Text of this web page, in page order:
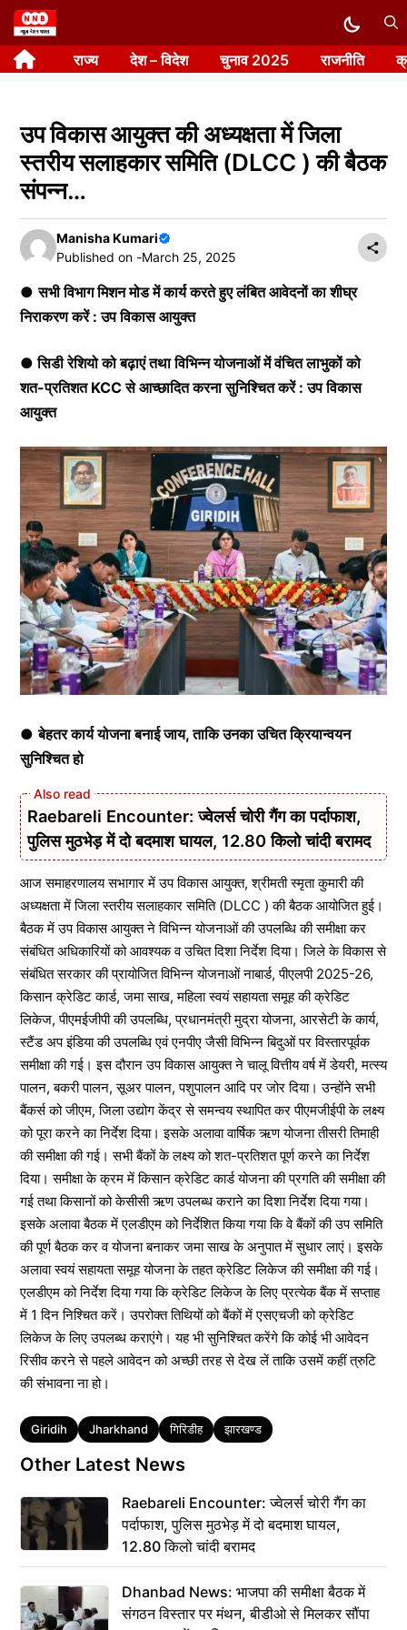
Skip
to
content राज्य देश – विदेश चुनाव 2025 राजनीति
उप विकास आयुक्त की अध्यक्षता में जिला
स्तरीय सलाहकार समिति (DLCC ) की बैठक
संपन्न…
Manisha Kumari
Published on -March 25, 2025
●सभी विभाग मिशन मोड में कार्य करते हुए लंबित आवेदनों का शीघ्र
निराकरण करें : उप विकास आयुक्त
● सिडी रेशियो को बढ़ाएं तथा विभिन्न योजनाओं में वंचित लाभुकों को
शत-प्रतिशत KCC से आच्छादित करना सुनिश्चित करें : उप विकास
आयुक्त
●बेहतर कार्य योजना बनाई जाय, ताकि उनका उचित क्रियान्वयन
सुनिश्चित हो
Raebareli Encounter: ज्वेलर्स चोरी गैंग का पर्दाफाश,
पुलिस मुठभेड़ में दो बदमाश घायल, 12.80 किलो चांदी बरामद
आज समाहरणालय सभागार में उप विकास आयुक्त, श्रीमती स्मृता कुमारी की
अध्यक्षता में जिला स्तरीय सलाहकार समिति (DLCC ) की बैठक आयोजित हुई।
बैठक में उप विकास आयुक्त ने विभिन्न योजनाओं की उपलब्धि की समीक्षा कर
संबंधित अधिकारियों को आवश्यक व उचित दिशा निर्देश दिया। जिले के विकास से
संबंधित सरकार की प्रायोजित विभिन्न योजनाओं नाबार्ड, पीएलपी 2025-26,
किसान क्रेडिट कार्ड, जमा साख, महिला स्वयं सहायता समूह की क्रेडिट
लिकेज, पीएमईजीपी की उपलब्धि, प्रधानमंत्री मुद्रा योजना, आरसेटी के कार्य,
स्टैंड अप इंडिया की उपलब्धि एवं एनपीए जैसी विभिन्न बिदुओं पर विस्तारपूर्वक
समीक्षा की गई। इस दौरान उप विकास आयुक्त ने चालू वित्तीय वर्ष में डेयरी, मत्स्य
पालन, बकरी पालन, सूअर पालन, पशुपालन आदि पर जोर दिया। उन्होंने सभी
बैंकर्स को जीएम, जिला उद्योग केंद्र से समन्वय स्थापित कर पीएमजीईपी के लक्ष्य
को पूरा करने का निर्देश दिया। इसके अलावा वार्षिक ऋण योजना तीसरी तिमाही
की समीक्षा की गई। सभी बैंकों के लक्ष्य को शत-प्रतिशत पूर्ण करने का निर्देश
दिया। समीक्षा के क्रम में किसान क्रेडिट कार्ड योजना की प्रगति की समीक्षा की
गई तथा किसानों को केसीसी ऋण उपलब्ध कराने का दिशा निर्देश दिया गया।
इसके अलावा बैठक में एलडीएम को निर्देशित किया गया कि वे बैंकों की उप समिति
की पूर्ण बैठक कर व योजना बनाकर जमा साख के अनुपात में सुधार लाएं। इसके
अलावा स्वयं सहायता समूह योजना के तहत क्रेडिट लिकेज की समीक्षा की गई।
एलडीएम को निर्देश दिया गया कि क्रेडिट लिकेज के लिए प्रत्येक बैंक में सप्ताह
में 1 दिन निश्चित करें। उपरोक्त तिथियों को बैंकों में एसएचजी को क्रेडिट
लिकेज के लिए उपलब्ध कराएंगे। यह भी सुनिश्चित करेंगे कि कोई भी आवेदन
रिसीव करने से पहले आवेदन को अच्छी तरह से देख लें ताकि उसमें कहीं त्रुटि
की संभावना ना हो।
Tags
Giridih Jharkhand गिरिडीह झारखण्ड
Other Latest News
Raebareli Encounter: ज्वेलर्स चोरी गैंग का
पर्दाफाश, पुलिस मुठभेड़ में दो बदमाश घायल,
12.80 किलो चांदी बरामद
Dhanbad News: भाजपा की समीक्षा बैठक में
संगठन विस्तार पर मंथन, बीडीओ से मिलकर सौंपा